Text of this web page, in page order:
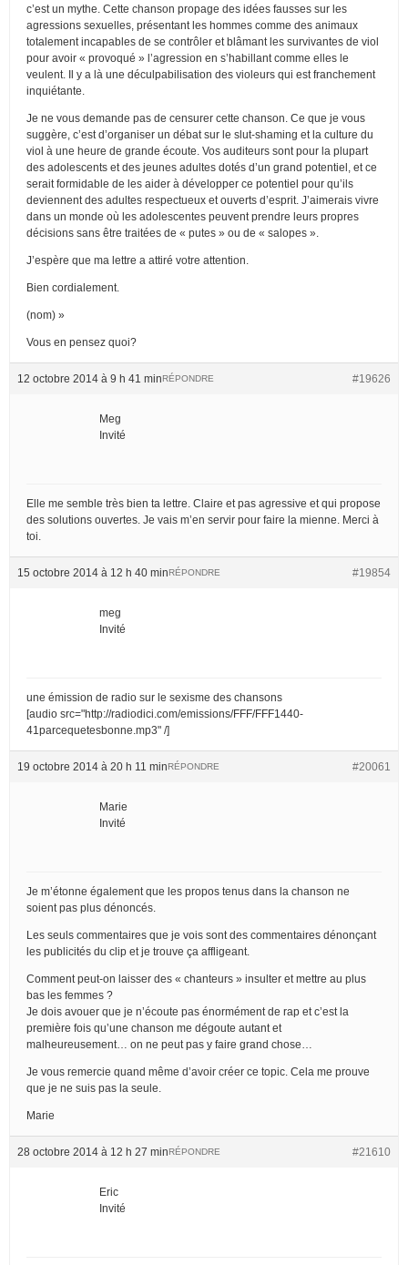
c’est un mythe. Cette chanson propage des idées fausses sur les
agressions sexuelles, présentant les hommes comme des animaux
totalement incapables de se contrôler et blâmant les survivantes de viol
pour avoir « provoqué » l’agression en s’habillant comme elles le
veulent. Il y a là une déculpabilisation des violeurs qui est franchement
inquiétante.
Je ne vous demande pas de censurer cette chanson. Ce que je vous
suggère, c’est d’organiser un débat sur le slut-shaming et la culture du
viol à une heure de grande écoute. Vos auditeurs sont pour la plupart
des adolescents et des jeunes adultes dotés d’un grand potentiel, et ce
serait formidable de les aider à développer ce potentiel pour qu’ils
deviennent des adultes respectueux et ouverts d’esprit. J’aimerais vivre
dans un monde où les adolescentes peuvent prendre leurs propres
décisions sans être traitées de « putes » ou de « salopes ».
J’espère que ma lettre a attiré votre attention.
Bien cordialement.
(nom) »
Vous en pensez quoi?
12 octobre 2014 à 9 h 41 min #19626
RÉPONDRE
Meg
Invité
Elle me semble très bien ta lettre. Claire et pas agressive et qui propose
des solutions ouvertes. Je vais m’en servir pour faire la mienne. Merci à
toi.
15 octobre 2014 à 12 h 40 min #19854
RÉPONDRE
meg
Invité
une émission de radio sur le sexisme des chansons
[audio src="http://radiodici.com/emissions/FFF/FFF1440-
41parcequetesbonne.mp3" /]
19 octobre 2014 à 20 h 11 min #20061
RÉPONDRE
Marie
Invité
Je m’étonne également que les propos tenus dans la chanson ne
soient pas plus dénoncés.
Les seuls commentaires que je vois sont des commentaires dénonçant
les publicités du clip et je trouve ça affligeant.
Comment peut-on laisser des « chanteurs » insulter et mettre au plus
bas les femmes ?
Je dois avouer que je n’écoute pas énormément de rap et c’est la
première fois qu’une chanson me dégoute autant et
malheureusement… on ne peut pas y faire grand chose…
Je vous remercie quand même d’avoir créer ce topic. Cela me prouve
que je ne suis pas la seule.
Marie
28 octobre 2014 à 12 h 27 min #21610
RÉPONDRE
Eric
Invité